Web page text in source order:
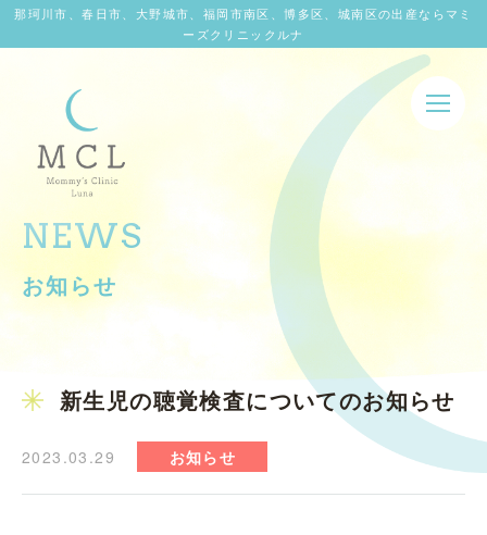
那珂川市、春日市、大野城市、福岡市南区、博多区、城南区の出産ならマミ
ーズクリニックルナ
NEWS
お知らせ
新生児の聴覚検査についてのお知らせ
2023.03.29 お知らせ